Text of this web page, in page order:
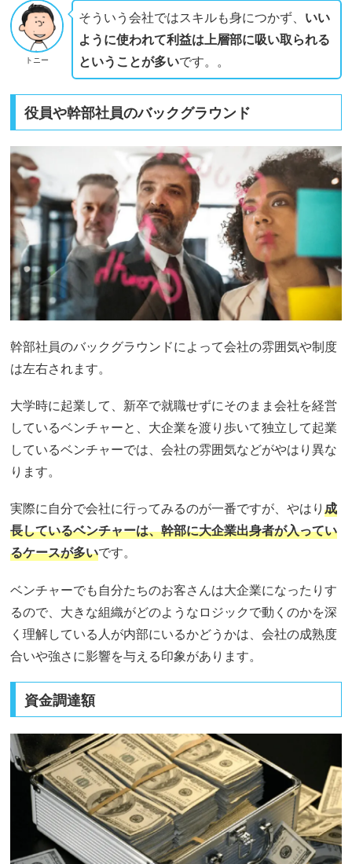
トニー
そういう会社ではスキルも身につかず、 いい
ように使われて利益は上層部に吸い取られる
ということが多いです。。
役員や幹部社員のバックグラウンド
幹部社員のバックグラウンドによって会社の雰囲気や制度
は左右されます。
大学時に起業して、新卒で就職せずにそのまま会社を経営
しているベンチャーと、大企業を渡り歩いて独立して起業
しているベンチャーでは、会社の雰囲気などがやはり異な
ります。
実際に自分で会社に行ってみるのが一番ですが、やはり成
長しているベンチャーは、幹部に大企業出身者が入ってい
るケースが多いです。
ベンチャーでも自分たちのお客さんは大企業になったりす
るので、大きな組織がどのようなロジックで動くのかを深
く理解している人が内部にいるかどうかは、会社の成熟度
合いや強さに影響を与える印象があります。
資金調達額